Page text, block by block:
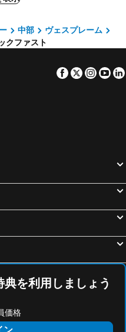
bed and breakfasts
bed and breakfasts
Szigliget, bed and breakfasts
中部
ヴェスプレーム
クファスト
Facebook
Twitter
を利用しましょう
価格
ン